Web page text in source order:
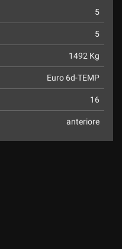
5
5
1492 Kg
Euro 6d-TEMP
16
anteriore